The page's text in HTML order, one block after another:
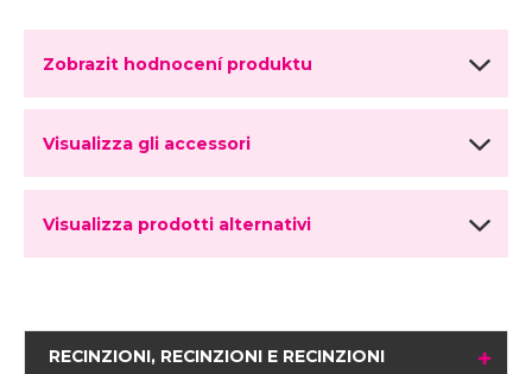
Zobrazit hodnocení produktu
Visualizza gli accessori
Visualizza prodotti alternativi
RECINZIONI, RECINZIONI E RECINZIONI